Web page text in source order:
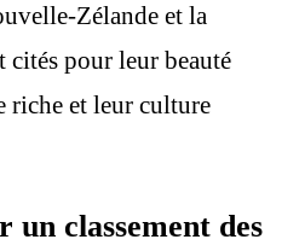
Zélande et la
cités pour leur beauté
riche et leur culture
classement des